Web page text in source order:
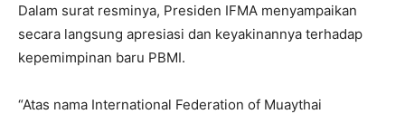
Dalam surat resminya, Presiden IFMA menyampaikan
secara langsung apresiasi dan keyakinannya terhadap
kepemimpinan baru PBMI.
“Atas nama International Federation of Muaythai